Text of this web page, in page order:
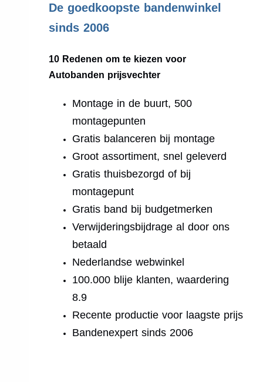
De goedkoopste bandenwinkel
sinds 2006
10 Redenen om te kiezen voor
Autobanden prijsvechter
Montage in de buurt, 500
montagepunten
Gratis balanceren bij montage
Groot assortiment, snel geleverd
Gratis thuisbezorgd of bij
montagepunt
Gratis band bij budgetmerken
Verwijderingsbijdrage al door ons
betaald
Nederlandse webwinkel
100.000 blije klanten, waardering
8.9
Recente productie voor laagste prijs
Bandenexpert sinds 2006